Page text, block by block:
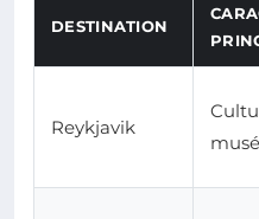
DESTINATION
Reykjavik